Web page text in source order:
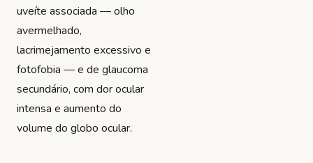
uveíte associada — olho
avermelhado,
lacrimejamento excessivo e
fotofobia — e de glaucoma
secundário, com dor ocular
intensa e aumento do
volume do globo ocular.